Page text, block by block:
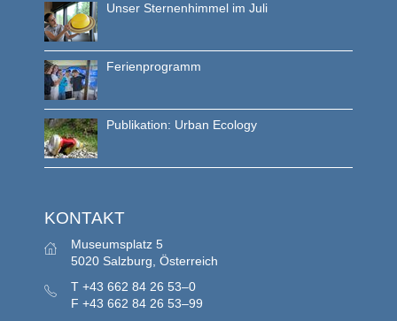
Unser Sternenhimmel im Juli
Ferienprogramm
Publikation: Urban Ecology
KONTAKT
Museumsplatz 5
5020 Salzburg, Österreich
T +43 662 84 26 53–0
F +43 662 84 26 53–99